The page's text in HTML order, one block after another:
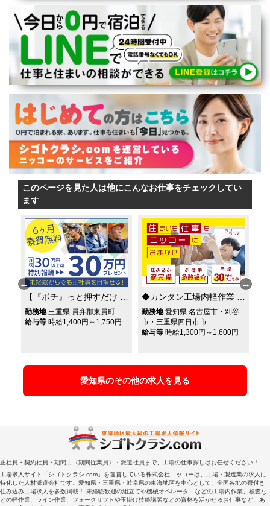
このページを見た人は他にこんなお仕事をチェックしてい
ます
【『ポチ』っと押すだけ
の機械オペレーター】未
経験からでも正社員を目
勤務地三重県 員弁郡東員町
給与等 時給1,400円～1,750円
◆カンタン工場内軽作業
◆＼寮費無料や格安寮も
／ 単身用レオパレス・
2DK以上の家族寮・カッ
勤務地愛知県 名古屋市・刈谷
市・三重県四日市市
給与等 時給1,300円～1,600円
愛知県のその他の求人を見る
正社員・契約社員・期間工（期間従業員）・派遣社員まで、工場の仕事探しはお任せください！
工場求人サイト「シゴトクラシ.com」を運営している株式会社ニッコーは、工場・製造業の求人に
特化した人材派遣会社です。愛知県・三重県・岐阜県の東海地区を中心として、全国各地の寮付き
住み込み工場求人を多数掲載！ 未経験歓迎の組立てや機械オペレータ―などの工場内作業、検査な
どの軽作業、ライン作業、フォークリフトや玉掛け技能講習などの資格を活かせるお仕事など、あ